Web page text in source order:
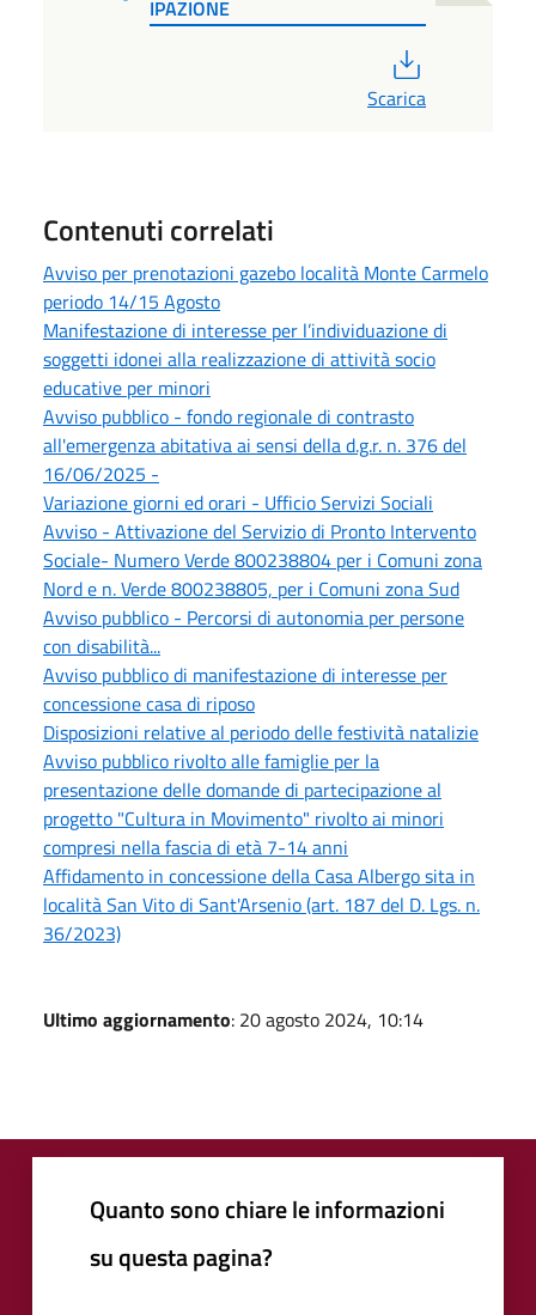
IPAZIONE
Scarica
Contenuti correlati
Avviso per prenotazioni gazebo località Monte Carmelo
periodo 14/15 Agosto
Manifestazione di interesse per l’individuazione di
soggetti idonei alla realizzazione di attività socio
educative per minori
Avviso pubblico - fondo regionale di contrasto
all'emergenza abitativa ai sensi della d.g.r. n. 376 del
16/06/2025 -
Variazione giorni ed orari - Ufficio Servizi Sociali
Avviso - Attivazione del Servizio di Pronto Intervento
Sociale- Numero Verde 800238804 per i Comuni zona
Nord e n. Verde 800238805, per i Comuni zona Sud
Avviso pubblico - Percorsi di autonomia per persone
con disabilità...
Avviso pubblico di manifestazione di interesse per
concessione casa di riposo
Disposizioni relative al periodo delle festività natalizie
Avviso pubblico rivolto alle famiglie per la
presentazione delle domande di partecipazione al
progetto "Cultura in Movimento" rivolto ai minori
compresi nella fascia di età 7-14 anni
Affidamento in concessione della Casa Albergo sita in
località San Vito di Sant'Arsenio (art. 187 del D. Lgs. n.
36/2023)
Ultimo aggiornamento: 20 agosto 2024, 10:14
Quanto sono chiare le informazioni
su questa pagina?